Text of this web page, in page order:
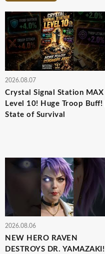
2026.08.07
Crystal Signal Station MAX
Level 10! Huge Troop Buff! |
State of Survival
2026.08.06
NEW HERO RAVEN
DESTROYS DR. YAMAZAKI!